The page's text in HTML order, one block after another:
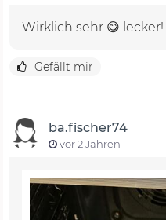
Wirklich sehr 😋 lecker!
Gefällt mir
ba.fischer74
vor 2 Jahren